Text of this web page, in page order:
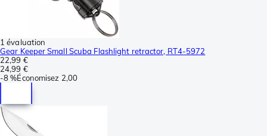
1 évaluation
Gear Keeper Small Scuba Flashlight retractor, RT4-5972
22,99 €
24,99 €
-8 %Économisez 2,00